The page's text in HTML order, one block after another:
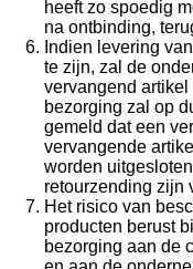
heeft zo spoedig
na ontbinding,
Indien levering
te zijn, zal de
vervangend
bezorging zal op
gemeld dat een
vervangende
worden
retourzending zijn
Het risico van
producten berust
bezorging aan de